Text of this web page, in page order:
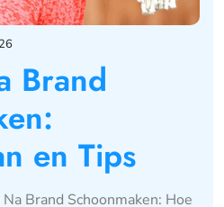
Brand
en Tips
Brand Schoonmaken: Hoe